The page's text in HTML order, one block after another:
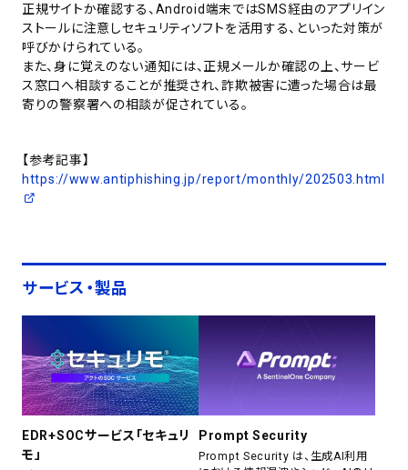
正規サイトか確認する、Android端末ではSMS経由のアプリイン
ストールに注意しセキュリティソフトを活用する、といった対策が
呼びかけられている。
また、身に覚えのない通知には、正規メールか確認の上、サービ
ス窓口へ相談することが推奨され、詐欺被害に遭った場合は最
寄りの警察署への相談が促されている。
【参考記事】
https://www.antiphishing.jp/report/monthly/202503.html
サービス・製品
EDR+SOCサービス「セキュリ
モ」
Prompt Security
Prompt Security は、生成AI利用